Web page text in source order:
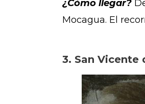
¿Cómo llegar?
Mocagua. El
3. San Vicente